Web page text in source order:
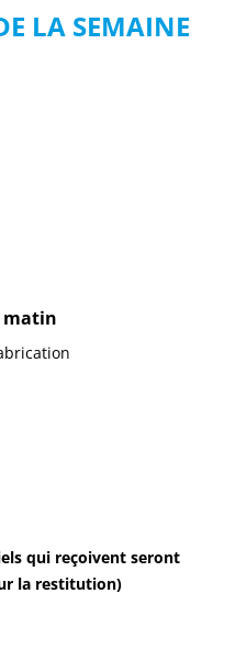
LA SEMAINE
matin
qui reçoivent seront
la restitution)